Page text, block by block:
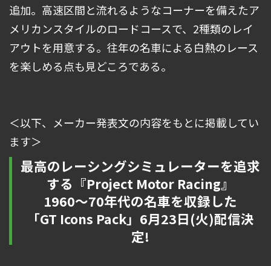
追加。高速区間と流れるようなコーナーを備えたア
メリカンスタイルのロードコースで、2種類のレイ
アウトを用意する。往年の名車による白熱のレース
を楽しめる点も見どころである。
＜以下、メーカー発表文の内容をもとに掲載してい
ます＞
最高のレーシングシミュレーターを追求
する『Project Motor Racing』
1960～70年代の名車を収録した
「GT Icons Pack」6月23日(火)配信決
定!